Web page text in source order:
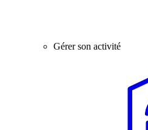
Gérer son activité